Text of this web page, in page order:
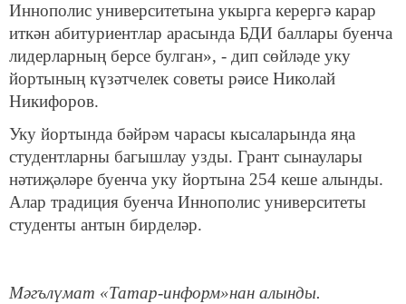
Иннополис университетына укырга керергә карар
иткән абитуриентлар арасында БДИ баллары буенча
лидерларның берсе булган», - дип сөйләде уку
йортының күзәтчелек советы рәисе Николай
Никифоров.
Уку йортында бәйрәм чарасы кысаларында яңа
студентларны багышлау узды. Грант сынаулары
нәтиҗәләре буенча уку йортына 254 кеше алынды.
Алар традиция буенча Иннополис университеты
студенты антын бирделәр.
Мәгълүмат «Татар-информ»нан алынды.